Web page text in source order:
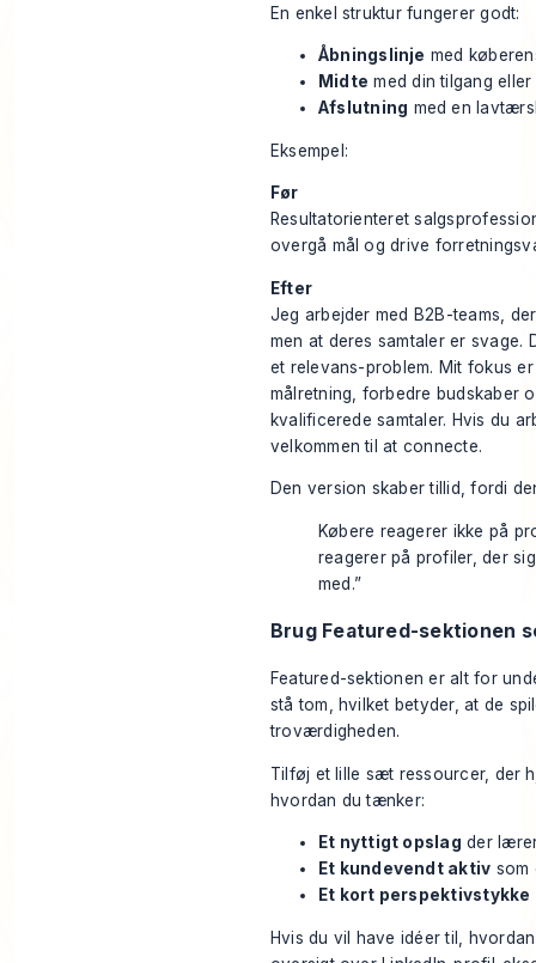
En enkel struktur fungerer godt:
Åbningslinje med
Midte med din tilgang
Afslutning med en
Eksempel:
Før
Resultatorienteret
overgå mål og drive
Efter
Jeg arbejder med B2B-teams,
men at deres samtaler er svage.
et relevans-problem. Mit fokus
målretning, forbedre budskaber
kvalificerede samtaler. Hvis du
velkommen til at connecte.
Den version skaber tillid, fordi
Købere reagerer ikke på
reagerer på profiler, der
med.”
Brug Featured-sektionen
Featured-sektionen er alt for
stå tom, hvilket betyder, at de
troværdigheden.
Tilføj et lille sæt ressourcer, der
hvordan du tænker:
Et nyttigt opslag der
Et kundevendt aktiv som
Et kort perspektivstykke
Hvis du vil have idéer til,